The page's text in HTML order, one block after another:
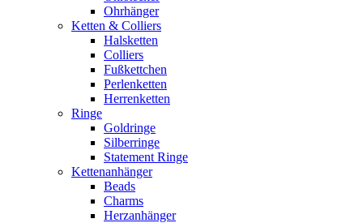
Ohrhänger
Ketten & Colliers
Halsketten
Colliers
Fußkettchen
Perlenketten
Herrenketten
Ringe
Goldringe
Silberringe
Statement Ringe
Kettenanhänger
Beads
Charms
Herzanhänger